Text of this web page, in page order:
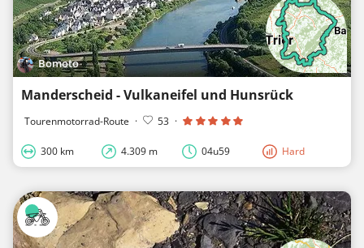
Bomoto
Manderscheid - Vulkaneifel und Hunsrück
Tourenmotorrad-Route · 53 ·
300 km 4.309 m 04u59 Hard